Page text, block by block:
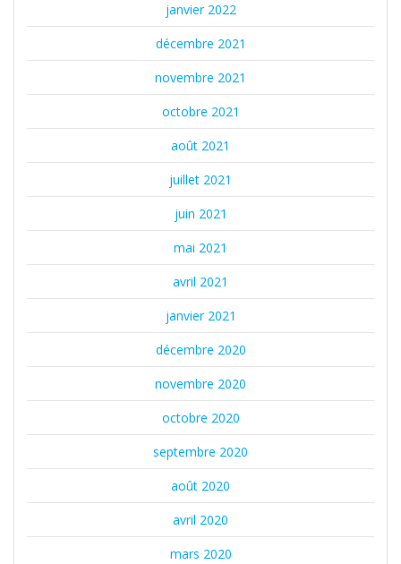
janvier 2022
décembre 2021
novembre 2021
octobre 2021
août 2021
juillet 2021
juin 2021
mai 2021
avril 2021
janvier 2021
décembre 2020
novembre 2020
octobre 2020
septembre 2020
août 2020
avril 2020
mars 2020